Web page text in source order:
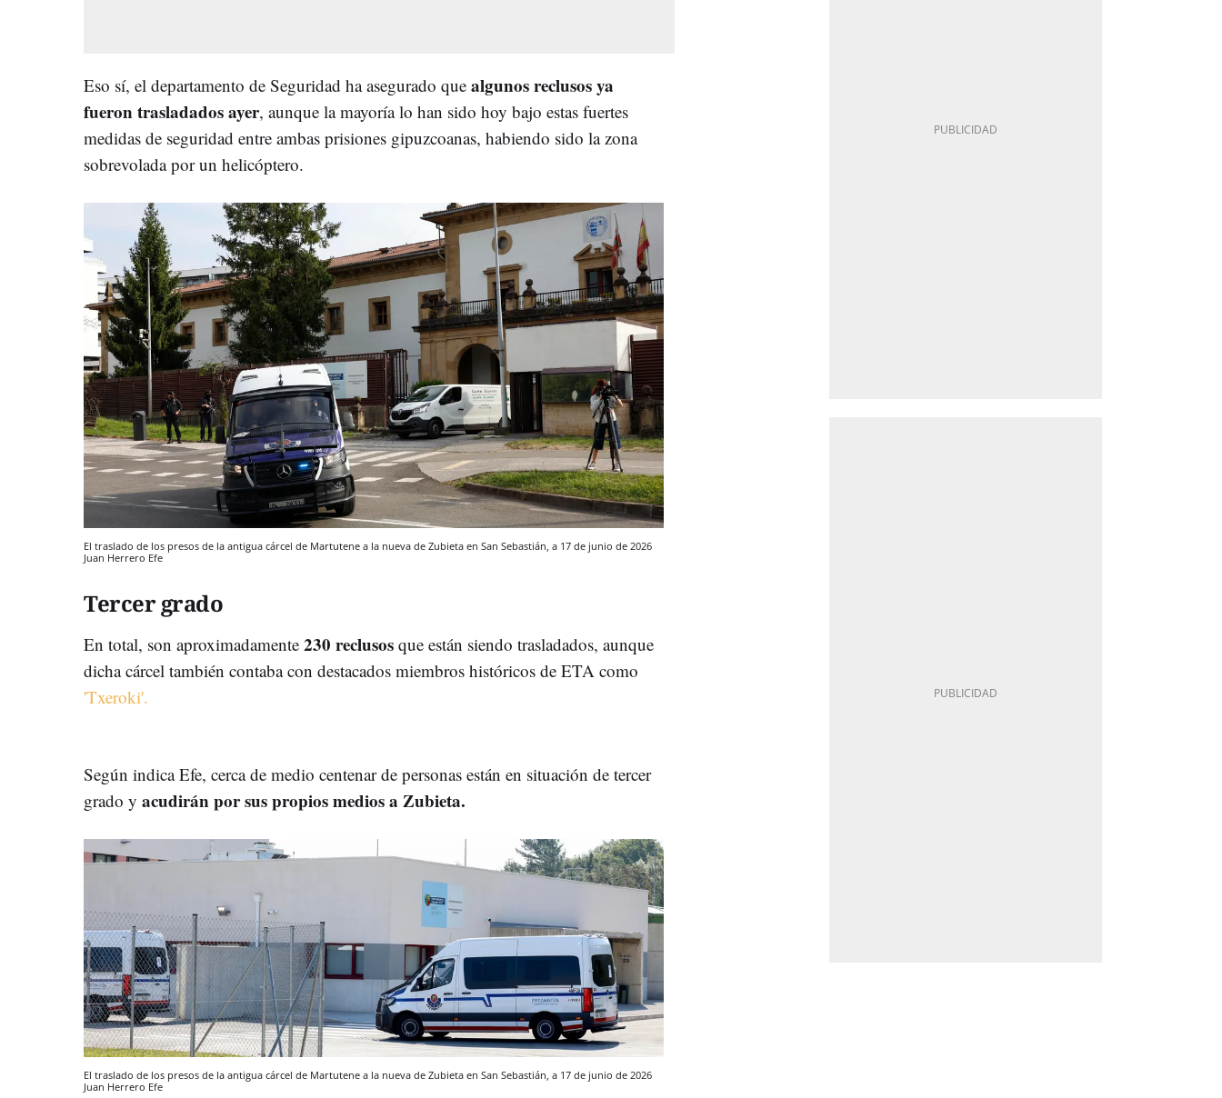
Eso sí, el departamento de Seguridad ha asegurado que algunos reclusos ya
fueron trasladados ayer, aunque la mayoría lo han sido hoy bajo estas fuertes
medidas de seguridad entre ambas prisiones gipuzcoanas, habiendo sido la zona
sobrevolada por un helicóptero.
El traslado de los presos de la antigua cárcel de Martutene a la nueva de Zubieta en San Sebastián, a 17 de junio de 2026
Juan Herrero Efe
Tercer grado
En total, son aproximadamente 230 reclusos que están siendo trasladados, aunque
dicha cárcel también contaba con destacados miembros históricos de ETA como
'Txeroki'.
Según indica Efe, cerca de medio centenar de personas están en situación de tercer
grado y acudirán por sus propios medios a Zubieta.
El traslado de los presos de la antigua cárcel de Martutene a la nueva de Zubieta en San Sebastián, a 17 de junio de 2026
Juan Herrero Efe